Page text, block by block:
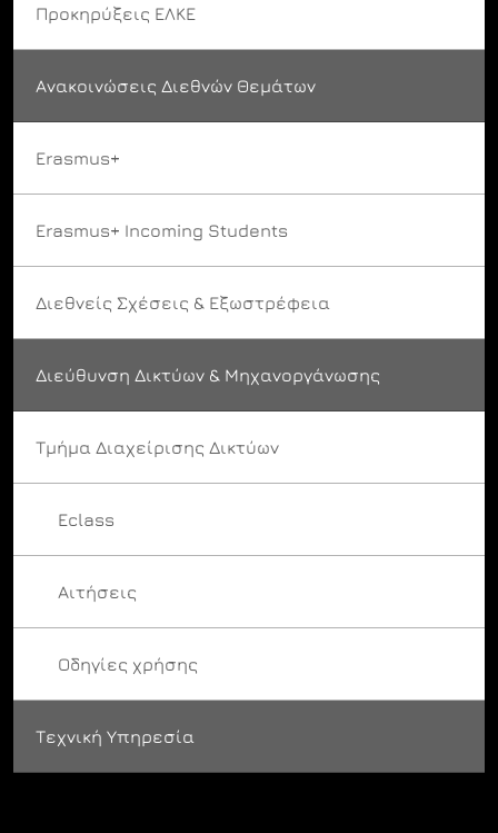
Προκηρύξεις ΕΛΚΕ
Ανακοινώσεις Διεθνών Θεμάτων
Erasmus+
Erasmus+ Incoming Students
Διεθνείς Σχέσεις & Εξωστρέφεια
Διεύθυνση Δικτύων & Μηχανοργάνωσης
Τμήμα Διαχείρισης Δικτύων
Eclass
Αιτήσεις
Οδηγίες χρήσης
Τεχνική Υπηρεσία